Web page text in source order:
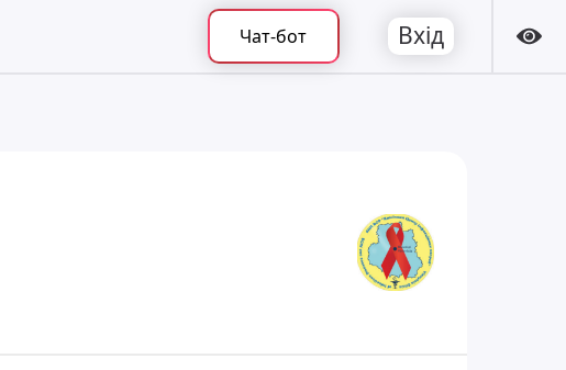
Чат-бот Вхід